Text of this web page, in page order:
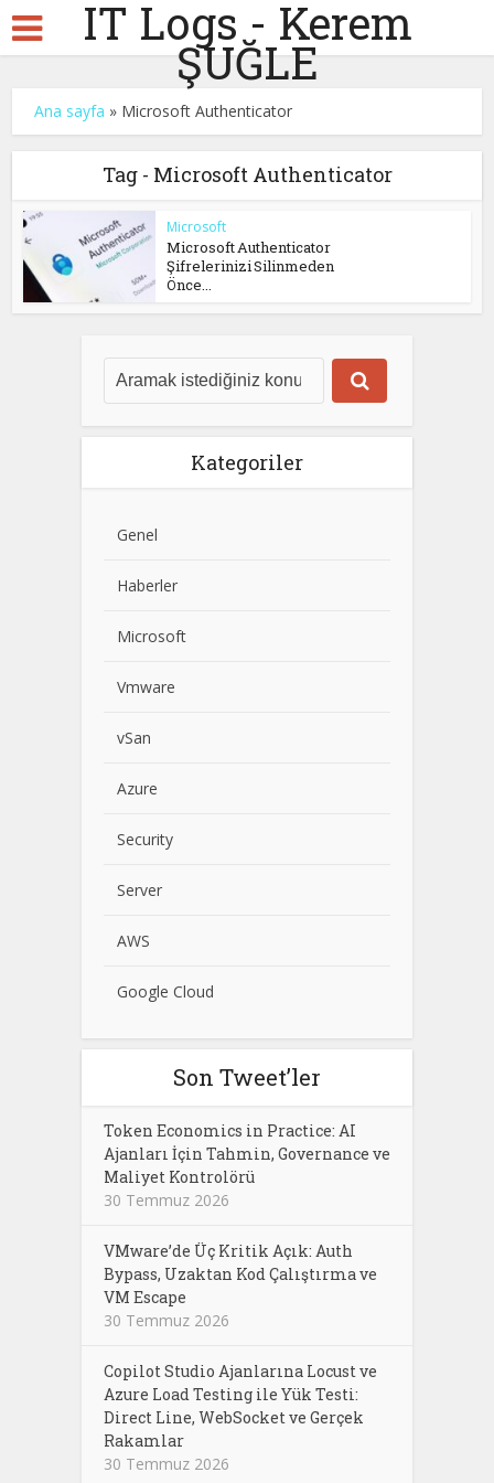
IT Logs - Kerem
ŞUĞLE
Ana sayfa » Microsoft Authenticator
Tag - Microsoft Authenticator
Microsoft
Microsoft Authenticator
Şifrelerinizi Silinmeden
Önce...
Kategoriler
Genel
Haberler
Microsoft
Vmware
vSan
Azure
Security
Server
AWS
Google Cloud
Son Tweet’ler
Token Economics in Practice: AI
Ajanları İçin Tahmin, Governance ve
Maliyet Kontrolörü
30 Temmuz 2026
VMware’de Üç Kritik Açık: Auth
Bypass, Uzaktan Kod Çalıştırma ve
VM Escape
30 Temmuz 2026
Copilot Studio Ajanlarına Locust ve
Azure Load Testing ile Yük Testi:
Direct Line, WebSocket ve Gerçek
Rakamlar
30 Temmuz 2026